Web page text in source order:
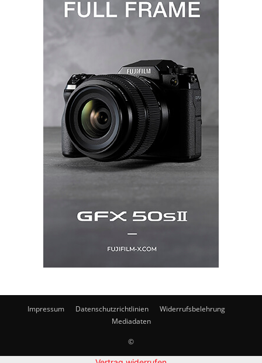
Impressum Datenschutzrichtlinien
Widerrufsbelehrung
Mediadaten
©